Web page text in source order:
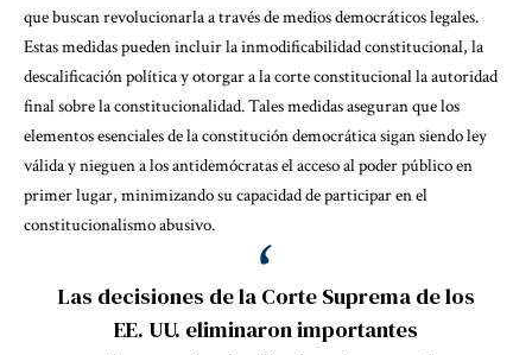
que buscan revolucionarla a través de medios democráticos legales.
Estas medidas pueden incluir la inmodificabilidad constitucional, la
descalificación política y otorgar a la corte constitucional la autoridad
final sobre la constitucionalidad. Tales medidas aseguran que los
elementos esenciales de la constitución democrática sigan siendo ley
válida y nieguen a los antidemócratas el acceso al poder público en
primer lugar, minimizando su capacidad de participar en el
constitucionalismo abusivo.
Las decisiones de la Corte Suprema de los
EE. UU. eliminaron importantes